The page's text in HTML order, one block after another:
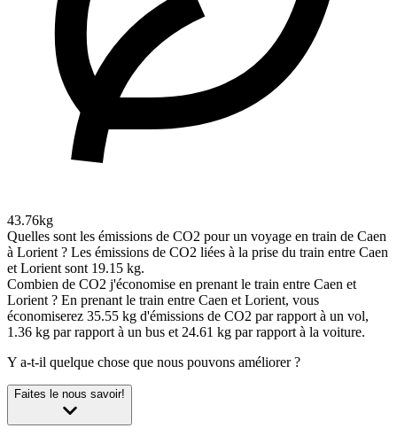
43.76kg
Quelles sont les émissions de CO2 pour un voyage en train de Caen
à Lorient ? Les émissions de CO2 liées à la prise du train entre Caen
et Lorient sont 19.15 kg.
Combien de CO2 j'économise en prenant le train entre Caen et
Lorient ? En prenant le train entre Caen et Lorient, vous
économiserez 35.55 kg d'émissions de CO2 par rapport à un vol,
1.36 kg par rapport à un bus et 24.61 kg par rapport à la voiture.
Y a-t-il quelque chose que nous pouvons améliorer ?
Faites le nous savoir!